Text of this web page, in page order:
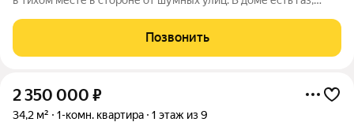
спокойные. В квартире выполнен свежий косметический
ремонт, окна ПВХ, балкон
Позвонить
2 350 000 ₽
34,2 м² 1-комн. квартира 1 этаж из 9